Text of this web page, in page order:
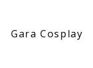
Gara Cosplay